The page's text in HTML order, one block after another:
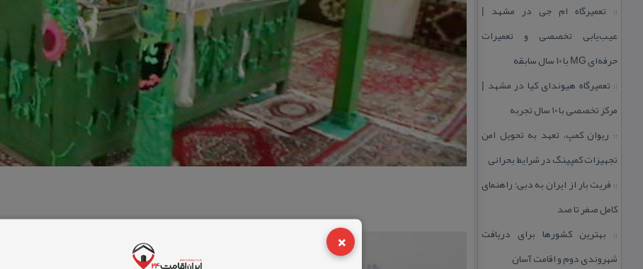
×
:: تعمیرگاه ام جی در مشهد |
عیب‌یابی تخصصی و تعمیرات
حرفه‌ای MG با ۱۰ سال سابقه
:: تعمیرگاه هیوندای كیا در مشهد |
مركز تخصصی با ۱۰ سال تجربه
:: ریوان كمپ، تعهد به تحویل امن
تجهیزات كمپینگ در شرایط بحرانی
:: فریت بار از ایران به دبی؛ راهنمای
كامل صفر تا صد
:: بهترین كشورها برای دریافت
شهروندی دوم و اقامت آسان